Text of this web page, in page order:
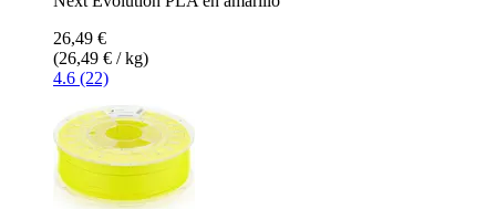
26,49 €
(26,49 € / kg)
4.6 (22)